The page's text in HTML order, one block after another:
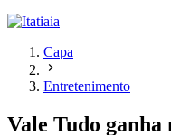
Capa
Entretenimento
Vale Tudo ganha